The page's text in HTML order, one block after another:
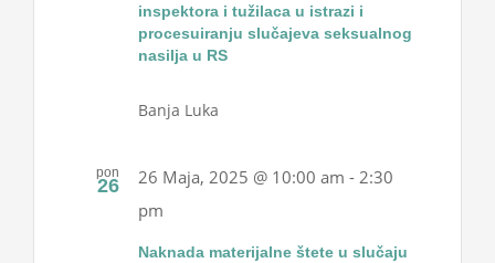
inspektora i tužilaca u istrazi i
procesuiranju slučajeva seksualnog
nasilja u RS
Banja Luka
pon
26
Naknada materijalne štete u slučaju
26 Maja, 2025 @ 10:00 am -2:30
pm